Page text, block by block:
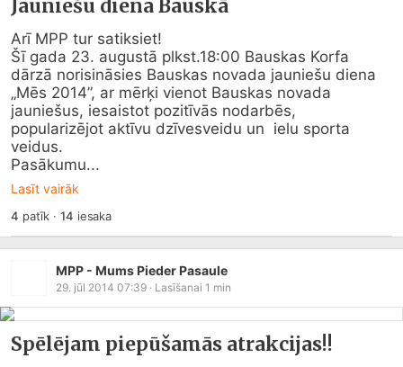
Jauniešu diena Bauskā
Arī MPP tur satiksiet!
Šī gada 23. augustā plkst.18:00 Bauskas Korfa
dārzā norisināsies Bauskas novada jauniešu diena
„Mēs 2014”, ar mērķi vienot Bauskas novada
jauniešus, iesaistot pozitīvās nodarbēs,
popularizējot aktīvu dzīvesveidu un  ielu sporta
veidus.
Pasākumu...
Lasīt vairāk
4 patīk ·14 iesaka
MPP - Mums Pieder Pasaule
29. jūl 2014 07:39 · Lasīšanai 1 min
Spēlējam piepūšamās atrakcijas!!